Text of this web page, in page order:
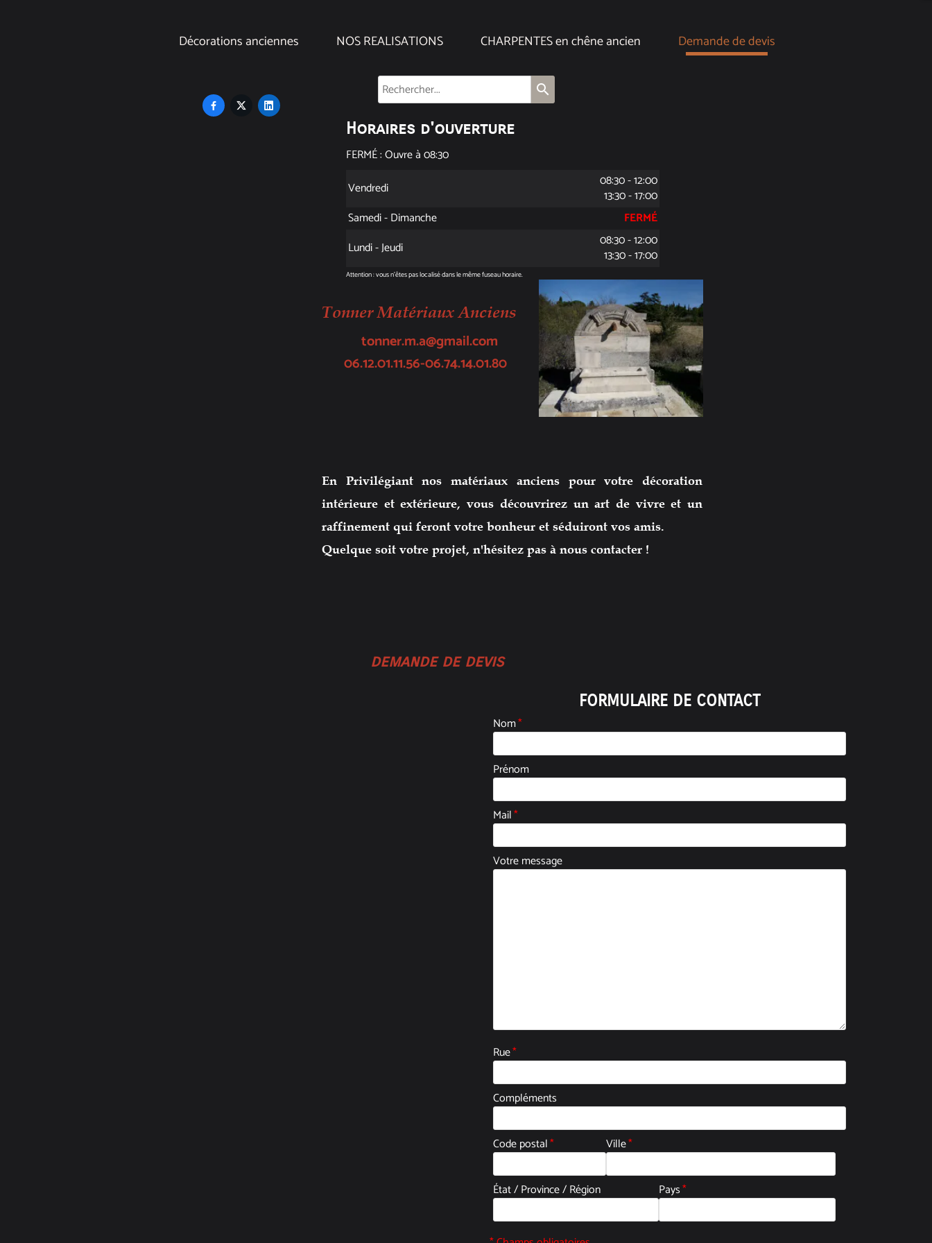
En Privilégiant nos matériaux anciens pour votre décoration
intérieure et extérieure, vous découvrirez un art de vivre et un
raffinement qui feront votre bonheur et séduiront vos amis.
Quelque soit votre projet, n'hésitez pas à nous contacter !
tonner.m.a@gmail.com
06.12.01.11.56-06.74.14.01.80
Horaires d'ouverture
FERMÉ : Ouvre à 08:30
Vendredi
08:30 - 12:00
13:30 - 17:00
Samedi - Dimanche
FERMÉ
Lundi - Jeudi
08:30 - 12:00
13:30 - 17:00
Attention : vous n'êtes pas localisé dans le même fuseau horaire.
Décorations anciennes NOS REALISATIONS CHARPENTES en chêne ancien Demande de devis
Tonner Matériaux Anciens
search
  
demande de devis
FORMULAIRE DE CONTACT
Nom*
Prénom
Mail*
Votre message
Rue*
Compléments
Code postal* Ville*
État / Province / Région Pays*